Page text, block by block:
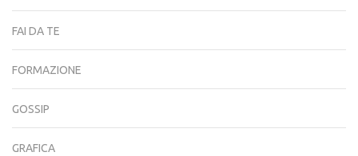
FAI DA TE
FORMAZIONE
GOSSIP
GRAFICA